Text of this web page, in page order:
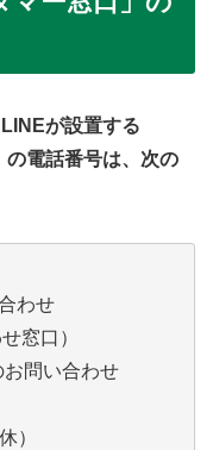
が設置する
の電話番号は、次の
わせ
窓口）
問い合わせ
）